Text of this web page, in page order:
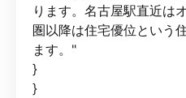
ります。名古屋駅直近は
圏以降は住宅優位という
ます。"
}
}